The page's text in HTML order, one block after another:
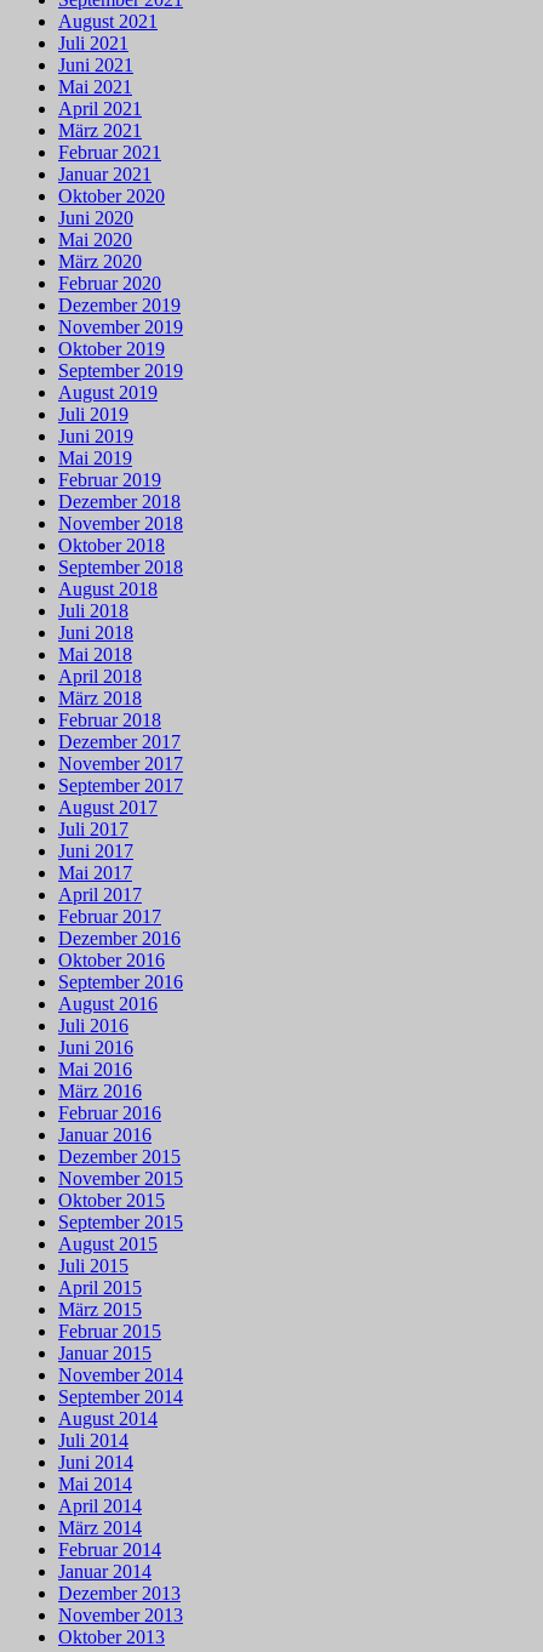
August 2021
Juli 2021
Juni 2021
Mai 2021
April 2021
März 2021
Februar 2021
Januar 2021
Oktober 2020
Juni 2020
Mai 2020
März 2020
Februar 2020
Dezember 2019
November 2019
Oktober 2019
September 2019
August 2019
Juli 2019
Juni 2019
Mai 2019
Februar 2019
Dezember 2018
November 2018
Oktober 2018
September 2018
August 2018
Juli 2018
Juni 2018
Mai 2018
April 2018
März 2018
Februar 2018
Dezember 2017
November 2017
September 2017
August 2017
Juli 2017
Juni 2017
Mai 2017
April 2017
Februar 2017
Dezember 2016
Oktober 2016
September 2016
August 2016
Juli 2016
Juni 2016
Mai 2016
März 2016
Februar 2016
Januar 2016
Dezember 2015
November 2015
Oktober 2015
September 2015
August 2015
Juli 2015
April 2015
März 2015
Februar 2015
Januar 2015
November 2014
September 2014
August 2014
Juli 2014
Juni 2014
Mai 2014
April 2014
März 2014
Februar 2014
Januar 2014
Dezember 2013
November 2013
Oktober 2013